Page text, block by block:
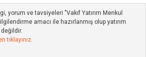
yorum ve tavsiyeleri "Vakıf Yatırım Menkul
amacı ile hazırlanmış olup yatırım
değildir.
tıklayınız.